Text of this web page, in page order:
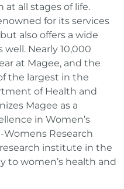
at all stages of life.
for its services
also offers a wide
well. Nearly 10,000
at Magee, and the
the largest in the
of Health and
Magee as a
in Women’s
Research
institute in the
to women’s health and